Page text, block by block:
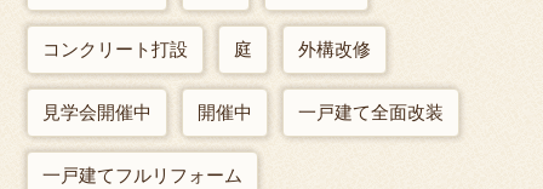
コンクリート打設 庭 外構改修
見学会開催中 開催中 一戸建て全面改装
一戸建てフルリフォーム